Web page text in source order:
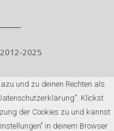
2025
und zu deinen Rechten als
Klickst
der Cookies zu und kannst
in deinem Browser